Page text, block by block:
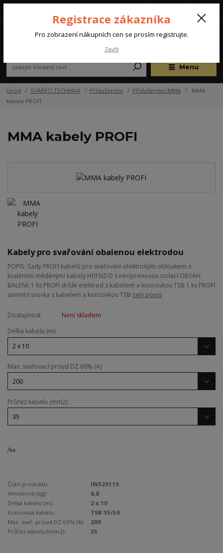
Menu
(Po-Pá, 07:00-15:30 hod.)
Úvod SVÁŘECÍ TECHNIKA Příslušenství Příslušenství MMA
MMA
kabely PROFI
MMA kabely PROFI
Kabely pro svařování obalenou elektrodou
POPIS: Sady PROFI kabelů pro svařování elektrickým obloukem s
kvalitními měděnými kabely H01N2-D s neoprenovou izolací OBSAH
BALENÍ: 1 ks PROFI držák elektrod s kabelem a koncovkou TSB 1 ks PROFI
zemnící svorka s kabelem a koncovkou TSB celý popis
Dostupnost
Není skladem
Délka kabelu (m)
Max. svařovací proud DZ 60% (A)
Průřez kabelu (mm2)
/ks
Číslo produktu:
IW320110
Hmotnost (kg):
8,8
Délka kabelu (m):
2 x 10
Koncovka kabelu:
TSB 35/50
Max. svař. proud DZ 60% (A):
200
Průřez kabelu (mm2):
35
Registrace zákazníka
Pro zobrazení nákupních cen se prosím registrujte.
Zavřít